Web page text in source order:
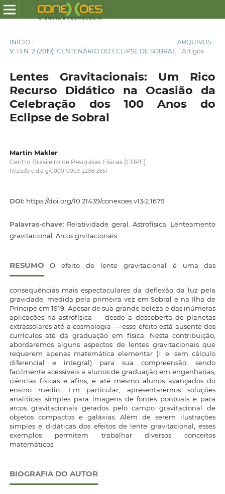
INÍCIO / ARQUIVOS /
V. 13 N. 2 (2019): CENTENÁRIO DO ECLIPSE DE SOBRAL / Artigos
Lentes Gravitacionais: Um Rico
Recurso Didático na Ocasião da
Celebração dos 100 Anos do
Eclipse de Sobral
Martin Makler
Centro Brasileiro de Pesquisas Físicas (CBPF)
https://orcid.org/0000-0003-2206-2651
DOI: https://doi.org/10.21439/conexoes.v13i2.1679
Palavras-chave: Relatividade geral. Astrofísica. Lenteamento
gravitacional. Arcos grvitacionais
RESUMO O efeito de lente gravitacional é uma das
consequências mais espectaculares da deflexão da luz pela
gravidade, medida pela primeira vez em Sobral e na Ilha de
Príncipe em 1919. Apesar de sua grande beleza e das inúmeras
aplicações na astrofísica — desde a descoberta de planetas
extrassolares até a cosmologia — esse efeito está ausente dos
currículos até da graduação em física. Nesta contribuição,
abordaremos alguns aspectos de lentes gravitacionais que
requerem apenas matemática elementar (i. e. sem cálculo
diferencial e integral) para sua compreensão, sendo
facilmente acessíveis a alunos de graduação em engenharias,
ciências físicas e afins, e até mesmo alunos avançados do
ensino médio. Em particular, apresentaremos soluções
analíticas simples para imagens de fontes pontuais e para
arcos gravitacionais gerados pelo campo gravitacional de
objetos compactos e galáxias. Além de serem ilustrações
simples e didáticas dos efeitos de lente gravitacional, esses
exemplos permitem trabalhar diversos conceitos
matemáticos.
BIOGRAFIA DO AUTOR